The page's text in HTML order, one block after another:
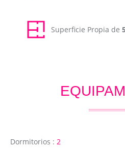
Superficie Propia de
Dormitorios : 2